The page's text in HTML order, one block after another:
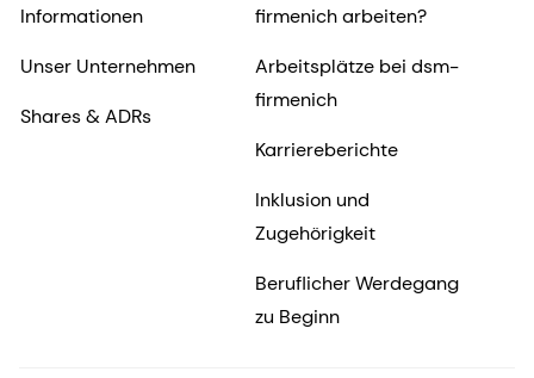
Informationen
Unser Unternehmen
Shares & ADRs
firmenich arbeiten?
Arbeitsplätze bei dsm-
firmenich
Karriereberichte
Inklusion und
Zugehörigkeit
Beruflicher Werdegang
zu Beginn